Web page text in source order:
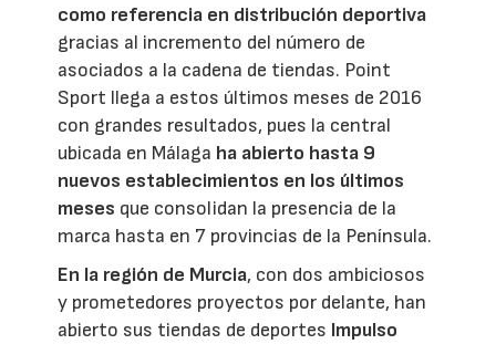
como referencia en distribución deportiva
gracias al incremento del número de
asociados a la cadena de tiendas. Point
Sport llega a estos últimos meses de 2016
con grandes resultados, pues la central
ubicada en Málaga ha abierto hasta 9
nuevos establecimientos en los últimos
meses que consolidan la presencia de la
marca hasta en 7 provincias de la Península.
En la región de Murcia, con dos ambiciosos
y prometedores proyectos por delante, han
abierto sus tiendas de deportes Impulso